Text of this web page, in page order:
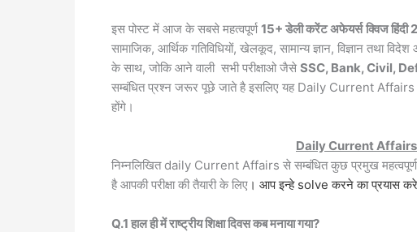
b
o
o
k
A
p
p
a
m n
g
er
Li
n
k
इस पोस्ट में आज के सबसे महत्वपूर्ण15+ डेली करेंट अफेयर्स क्विज
सामाजिक, आर्थिक गतिविधियों, खेलकूद, सामान्य ज्ञान, विज्ञान तथा
के साथ, जोकि आने वाली सभी परीक्षाओ जैसे SSC, Bank, Civil,
सम्बंधित प्रश्न जरूर पूछे जाते है इसलिए यह Daily Current Affairs
होंगे।
Daily Current
निम्नलिखित daily Current Affairs से सम्बंधित कुछ प्रमुख
है आपकी परीक्षा की तैयारी के लिए । आप इन्हे solve करने का प्रयास
Q.1 हाल ही में राष्ट्रीय शिक्षा दिवस कब मनाया गया?